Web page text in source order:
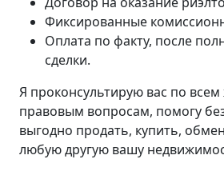
Фиксированные
Оплата по факту, после
сделки.
Я проконсультирую вас по
правовым вопросам, помогу
выгодно продать, купить,
любую другую вашу